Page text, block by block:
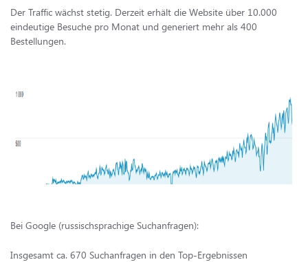
Der Traffic wächst stetig. Derzeit erhält die Website über 10.000
eindeutige Besuche pro Monat und generiert mehr als 400
Bestellungen.
Bei Google (russischsprachige Suchanfragen):
Insgesamt ca. 670 Suchanfragen in den Top-Ergebnissen